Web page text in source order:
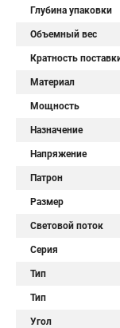
Глубина упаковки
Объемный вес
Кратность
Материал
Мощность
Назначение
Напряжение
Патрон
Размер
Световой поток
Серия
Тип
Тип
Угол